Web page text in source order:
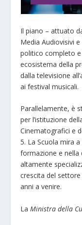
Il piano – attuato
Media Audiovisivi
politico completo e
ecosistema della
dalla televisione
ai festival musicali.
Parallelamente, è
per l’istituzione
Cinematografici e
5. La Scuola mira
formazione e nella
altamente
crescita del
anni a venire.
La Ministra della